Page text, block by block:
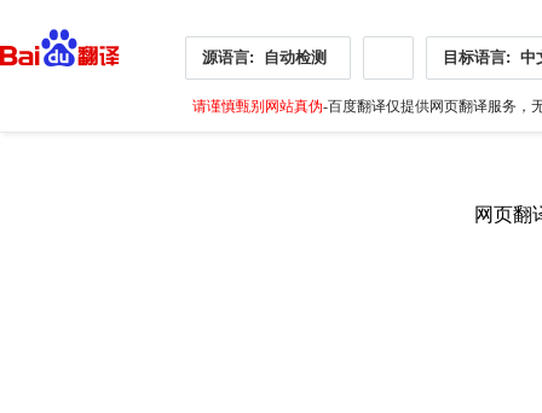
源语言: 自动检测 目标语言: 中
请谨慎甄别网站真伪-百度翻译仅提供网页翻译服务，